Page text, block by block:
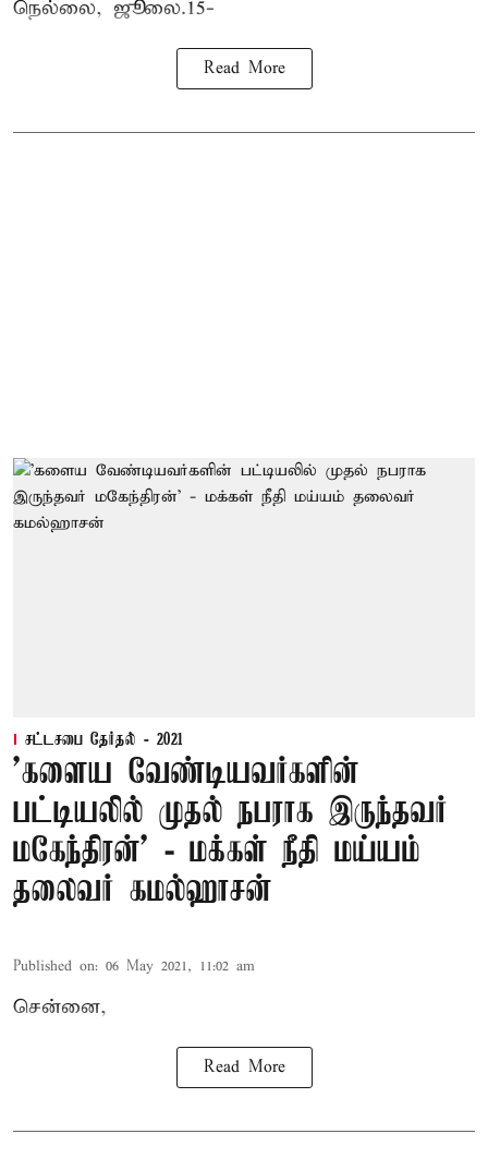
நெல்லை, ஜூலை.15-
Read More
சட்டசபை தேர்தல் - 2021
'களைய வேண்டியவர்களின்
பட்டியலில் முதல் நபராக இருந்தவர்
மகேந்திரன்’ - மக்கள் நீதி மய்யம்
தலைவர் கமல்ஹாசன்
Published on: 06 May 2021, 11:02 am
சென்னை,
Read More